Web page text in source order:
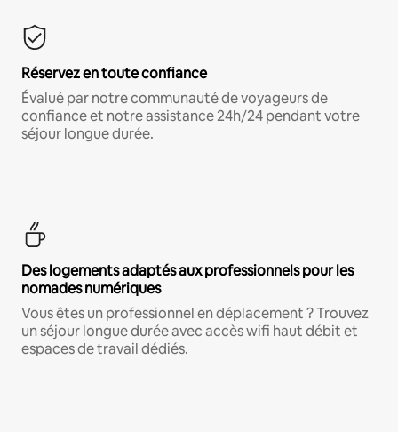
Réservez en toute confiance
Évalué par notre communauté de voyageurs de
confiance et notre assistance 24h/24 pendant votre
séjour longue durée.
Des logements adaptés aux professionnels pour les
nomades numériques
Vous êtes un professionnel en déplacement ? Trouvez
un séjour longue durée avec accès wifi haut débit et
espaces de travail dédiés.